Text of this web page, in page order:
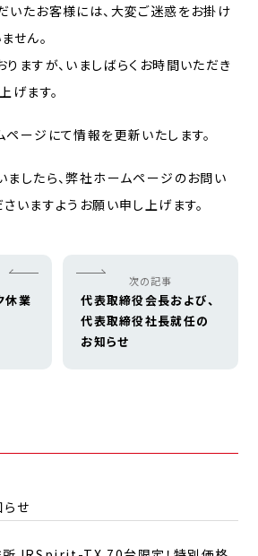
いたお客様には、大変ご迷惑をお掛け
せん。
ますが、いましばらくお時間いただき
げます。
ージにて情報を更新いたします。
ましたら、弊社ホームページのお問い
いますようお願い申し上げます。
休業
次の記事
代表取締役会長および、
代表取締役社長就任の
お知らせ
せ